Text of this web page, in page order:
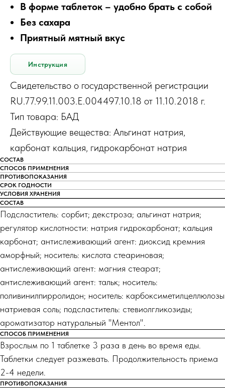
В форме таблеток – удобно брать с собой
Без сахара
Приятный мятный вкус
Инструкция
Свидетельство о государственной регистрации
RU.77.99.11.003.E.004497.10.18 от 11.10.2018 г.
Тип товара: БАД
Действующие вещества: Альгинат натрия,
карбонат кальция, гидрокарбонат натрия
СОСТАВ
СПОСОБ ПРИМЕНЕНИЯ
ПРОТИВОПОКАЗАНИЯ
СРОК ГОДНОСТИ
УСЛОВИЯ ХРАНЕНИЯ
СОСТАВ
Подсластитель: сорбит; декстроза; альгинат натрия;
регулятор кислотности: натрия гидрокарбонат; кальция
карбонат; антислеживающий агент: диоксид кремния
аморфный; носитель: кислота стеариновая;
антислеживающий агент: магния стеарат;
антислеживающий агент: тальк; носитель:
поливинилпирролидон; носитель: карбоксиметилцеллюлозы
натриевая соль; подсластитель: стевиолгликозиды;
ароматизатор натуральный "Ментол".
СПОСОБ ПРИМЕНЕНИЯ
Взрослым по 1 таблетке 3 раза в день во время еды.
Таблетки следует разжевать. Продолжительность приема
2-4 недели.
ПРОТИВОПОКАЗАНИЯ